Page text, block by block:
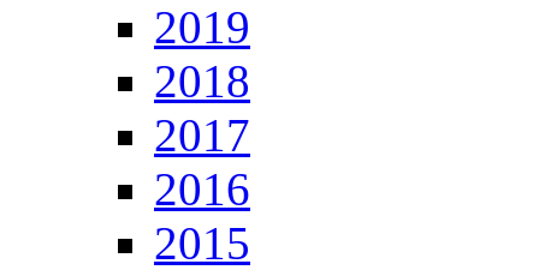
2019
2018
2017
2016
2015